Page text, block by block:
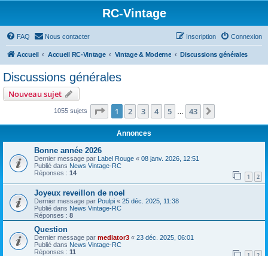
RC-Vintage
FAQ Nous contacter Connexion
Inscription
Accueil Accueil RC-Vintage Vintage & Moderne Discussions générales
Discussions générales
Nouveau sujet
1055 sujets Page 1sur43
1 2 3 4 5 43
Annonces
Bonne année 2026
Dernier message par Label Rouge « 08 janv. 2026, 12:51
Publié dans News Vintage-RC
Réponses : 14 1 2
Joyeux reveillon de noel
Dernier message par Poulpi « 25 déc. 2025, 11:38
Publié dans News Vintage-RC
Réponses : 8
Question
Dernier message par mediator3 « 23 déc. 2025, 06:01
Publié dans News Vintage-RC
Réponses : 11